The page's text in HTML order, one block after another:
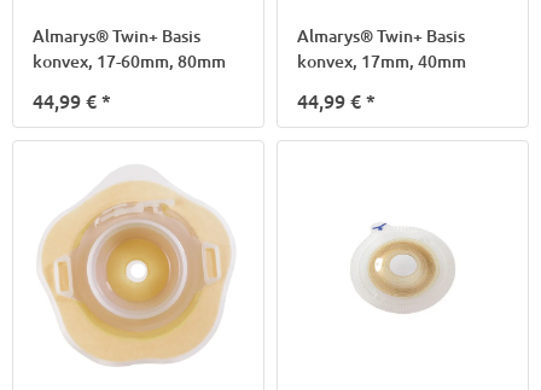
Almarys® Twin+ Basis
konvex, 17-60mm, 80mm
44,99 €*
Almarys® Twin+ Basis
konvex, 17mm, 40mm
44,99 €*